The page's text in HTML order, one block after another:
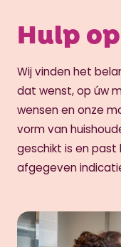
Hulp
Wij vinden het
dat wenst, op úw
wensen en onze
vorm van
geschikt is en
afgegeven